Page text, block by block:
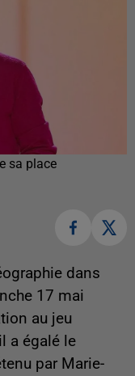
sa place
dans
17 mai
au jeu
a égalé le
par Marie-